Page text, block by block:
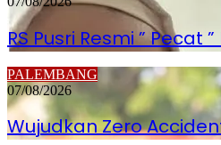
RS Pusri Resmi ”
PALEMBANG
07/08/2026
Wujudkan Zero